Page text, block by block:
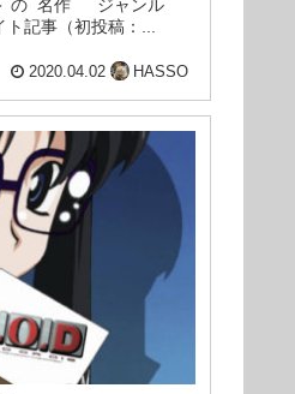
の 名作 ジャンル
記事（初投稿：...
2020.04.02 HASSO